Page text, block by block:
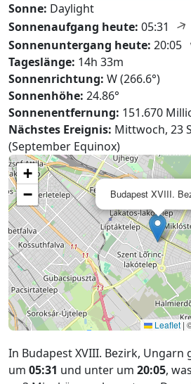
Sonne: Daylight
Sonnenaufgang heute: 05:31 ↑
Sonnenuntergang heute: 20:05
Tageslänge: 14h 33m
Sonnenrichtung: W (266.6°)
Sonnenhöhe: 24.86°
Sonnenentfernung: 151.670
Nächstes Ereignis: Mittwoch, 23
(September Equinox)
Budapest XVIII.
+
−
Leaflet |
In Budapest XVIII. Bezirk, Ungarn
um 05:31 und unter um 20:05, was